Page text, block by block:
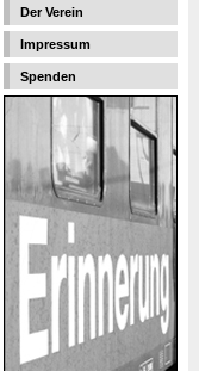
Der Verein
Impressum
Spenden